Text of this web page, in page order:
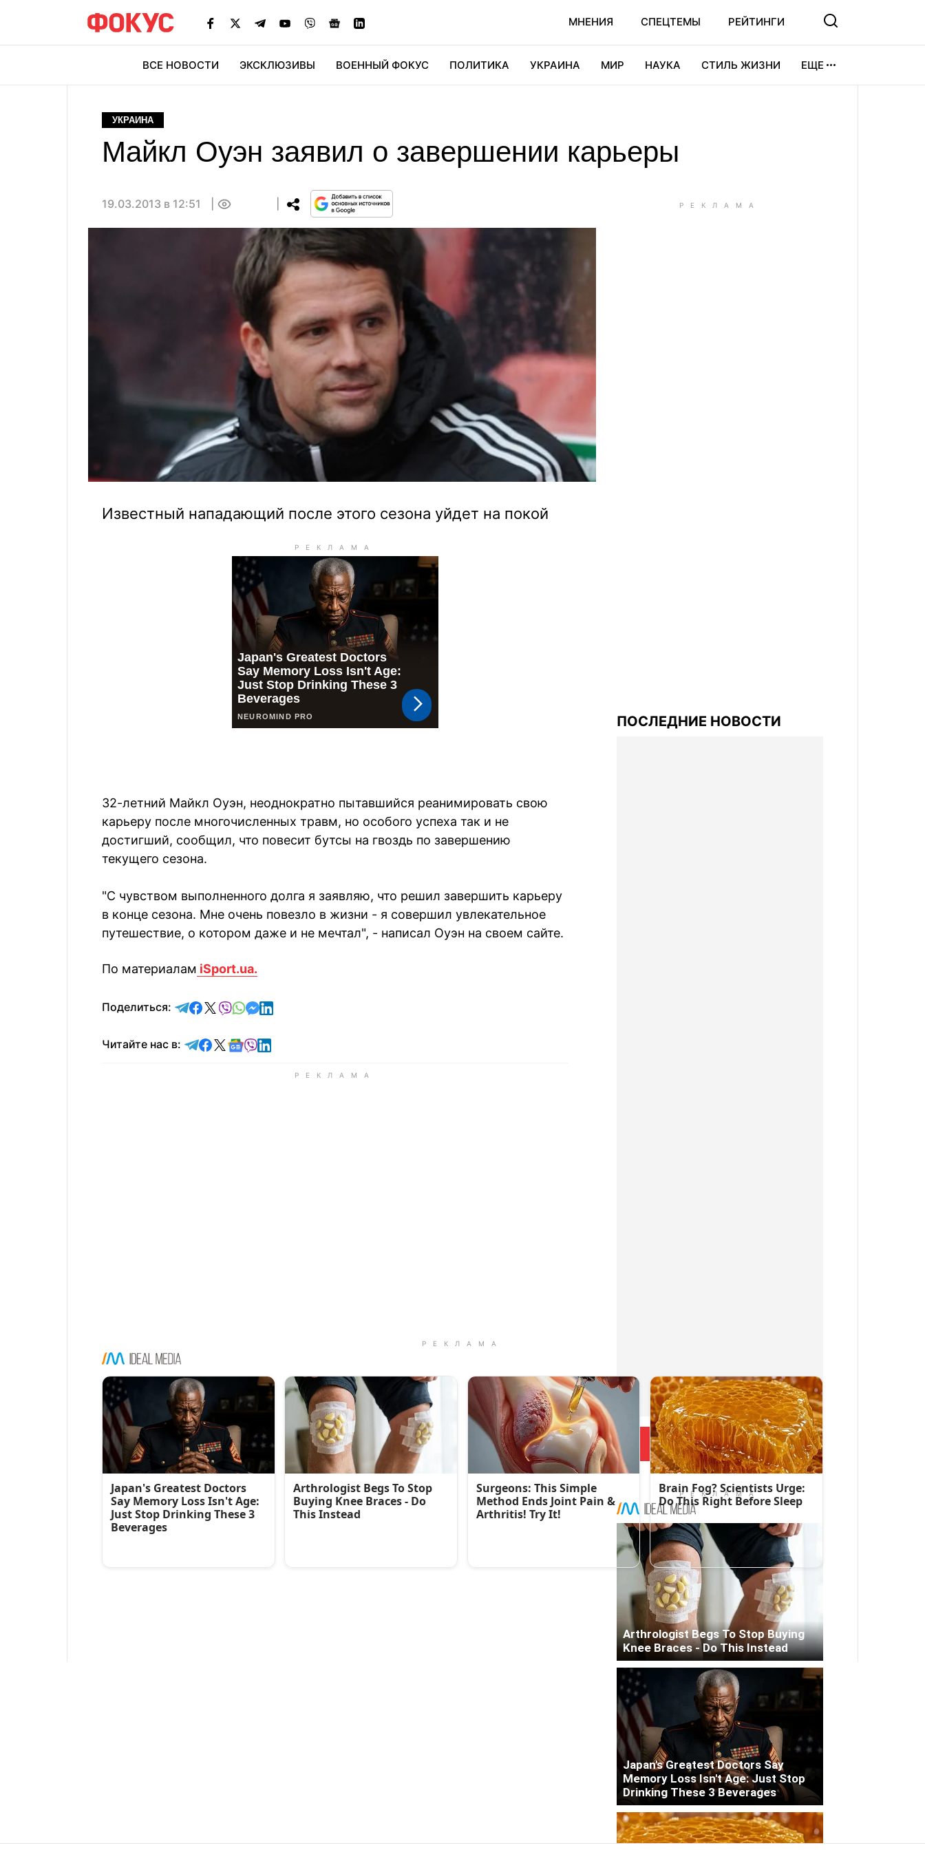
МНЕНИЯ СПЕЦТЕМЫ РЕЙТИНГИ
ВСЕ НОВОСТИ ЭКСКЛЮЗИВЫ ВОЕННЫЙ ФОКУС ПОЛИТИКА УКРАИНА МИР НАУКА СТИЛЬ ЖИЗНИ ЕЩЕ
УКРАИНА
Майкл Оуэн заявил о завершении карьеры
19.03.2013 в 12:51
Известный нападающий после этого сезона уйдет на покой
32-летний Майкл Оуэн, неоднократно пытавшийся реанимировать свою
карьеру после многочисленных травм, но особого успеха так и не
достигший, сообщил, что повесит бутсы на гвоздь по завершению
текущего сезона.
"С чувством выполненного долга я заявляю, что решил завершить карьеру
в конце сезона. Мне очень повезло в жизни - я совершил увлекательное
путешествие, о котором даже и не мечтал", - написал Оуэн на своем сайте.
По материалам iSport.ua.
Поделиться: отправить в Telegram
поделиться в Facebook
поделиться в X
отправить в Viber
отправить в Whatsapp
отправить в Messenger
отправить в LinkedIn
Читайте нас в: Читайте в Telegram
Читайте в Facebook
Читайте в X
Читайте в Google news
Читайте в Viber
Читайте в LinkedIn
ПОСЛЕДНИЕ НОВОСТИ
Больше новостей